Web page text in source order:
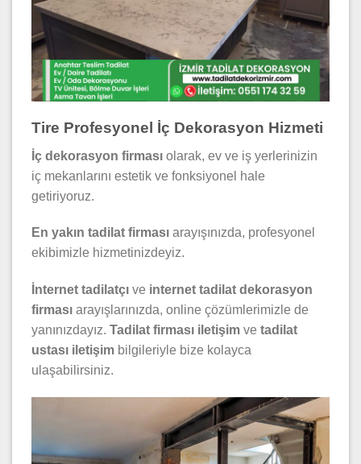
Tire Profesyonel İç Dekorasyon Hizmeti
İç dekorasyon firması olarak, ev ve iş yerlerinizin
iç mekanlarını estetik ve fonksiyonel hale
getiriyoruz.
En yakın tadilat firması arayışınızda, profesyonel
ekibimizle hizmetinizdeyiz.
İnternet tadilatçı ve internet tadilat dekorasyon
firması arayışlarınızda, online çözümlerimizle de
yanınızdayız. Tadilat firması iletişim ve tadilat
ustası iletişim bilgileriyle bize kolayca
ulaşabilirsiniz.